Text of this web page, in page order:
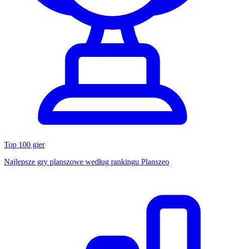
Top 100 gier
Najlepsze gry planszowe według rankingu Planszeo